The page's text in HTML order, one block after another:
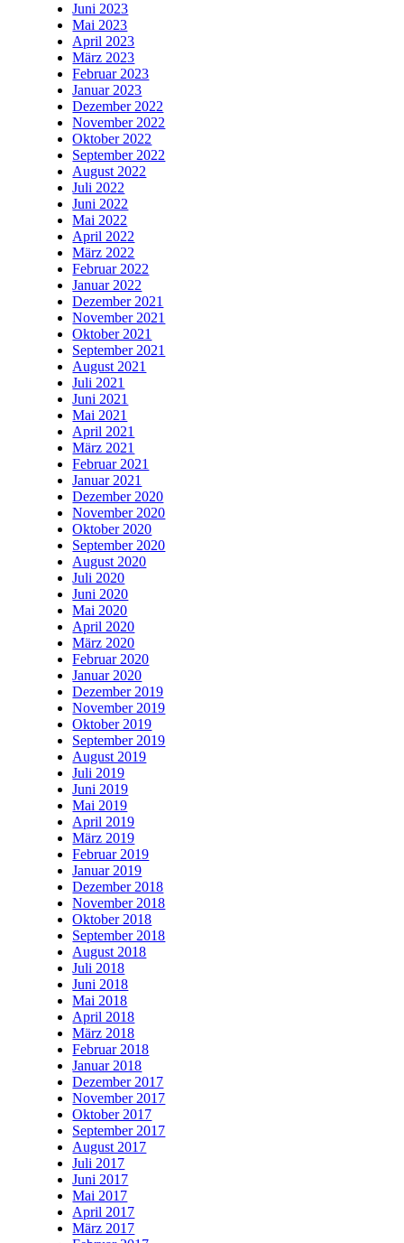
Juni 2023
Mai 2023
April 2023
März 2023
Februar 2023
Januar 2023
Dezember 2022
November 2022
Oktober 2022
September 2022
August 2022
Juli 2022
Juni 2022
Mai 2022
April 2022
März 2022
Februar 2022
Januar 2022
Dezember 2021
November 2021
Oktober 2021
September 2021
August 2021
Juli 2021
Juni 2021
Mai 2021
April 2021
März 2021
Februar 2021
Januar 2021
Dezember 2020
November 2020
Oktober 2020
September 2020
August 2020
Juli 2020
Juni 2020
Mai 2020
April 2020
März 2020
Februar 2020
Januar 2020
Dezember 2019
November 2019
Oktober 2019
September 2019
August 2019
Juli 2019
Juni 2019
Mai 2019
April 2019
März 2019
Februar 2019
Januar 2019
Dezember 2018
November 2018
Oktober 2018
September 2018
August 2018
Juli 2018
Juni 2018
Mai 2018
April 2018
März 2018
Februar 2018
Januar 2018
Dezember 2017
November 2017
Oktober 2017
September 2017
August 2017
Juli 2017
Juni 2017
Mai 2017
April 2017
März 2017